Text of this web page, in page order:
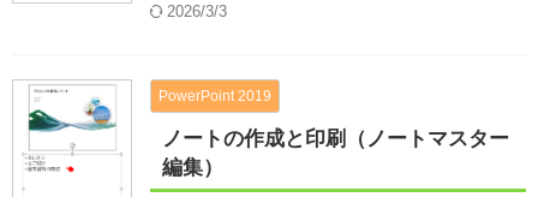
2026/3/3
PowerPoint 2019
ノートの作成と印刷（ノートマスター
編集）